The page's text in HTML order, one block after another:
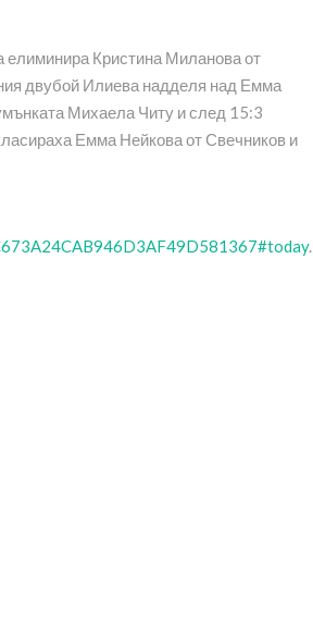
елиминира Кристина Миланова от
двубой Илиева надделя над Емма
Михаела Читу и след 15:3
Емма Нейкова от Свечников и
.